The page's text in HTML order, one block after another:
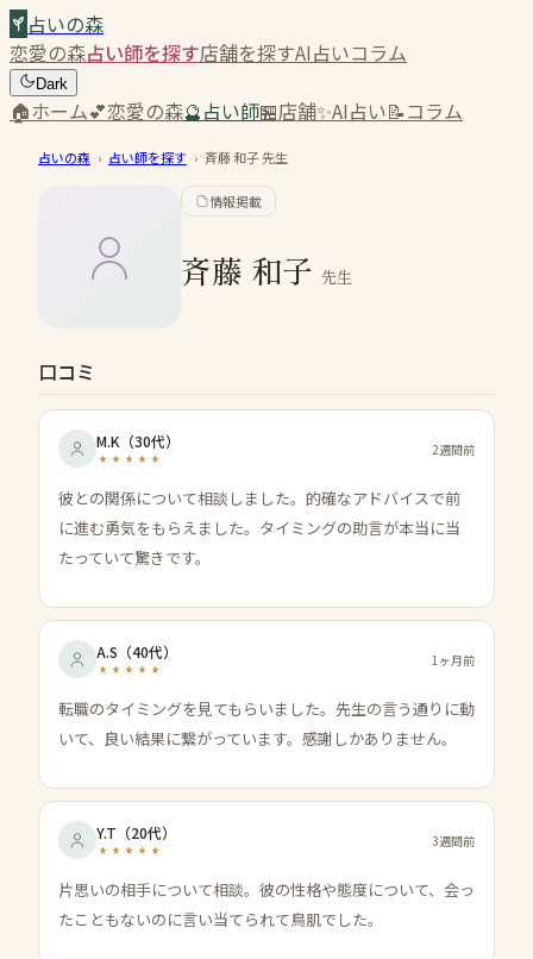
占いの森
恋愛の森占い師を探す店舗を探すAI占いコラム
Dark
🏠ホーム💕恋愛の森🔮占い師🏪店舗✨AI占い📝コラム
占いの森 › 占い師を探す › 斉藤 和子先生
情報掲載
斉藤 和子 先生
口コミ
M.K （30代） 2週間前
彼との関係について相談しました。的確なアドバイスで前
に進む勇気をもらえました。タイミングの助言が本当に当
たっていて驚きです。
A.S （40代） 1ヶ月前
転職のタイミングを見てもらいました。先生の言う通りに動
いて、良い結果に繋がっています。感謝しかありません。
Y.T （20代） 3週間前
片思いの相手について相談。彼の性格や態度について、会っ
たこともないのに言い当てられて鳥肌でした。